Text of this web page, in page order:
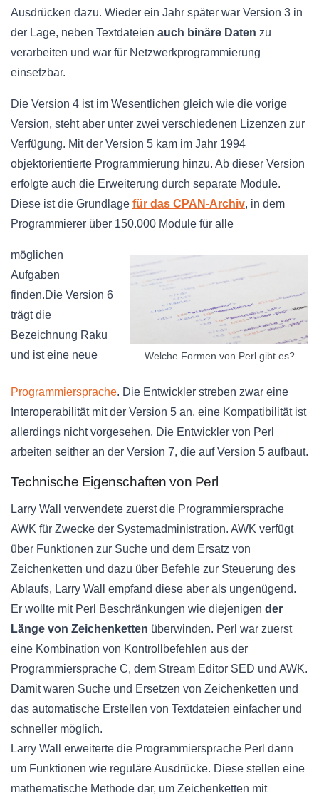
Ausdrücken dazu. Wieder ein Jahr später war Version 3 in
der Lage, neben Textdateien auch binäre Daten zu
verarbeiten und war für Netzwerkprogrammierung
einsetzbar.
Die Version 4 ist im Wesentlichen gleich wie die vorige
Version, steht aber unter zwei verschiedenen Lizenzen zur
Verfügung. Mit der Version 5 kam im Jahr 1994
objektorientierte Programmierung hinzu. Ab dieser Version
erfolgte auch die Erweiterung durch separate Module.
Diese ist die Grundlage für das CPAN-Archiv, in dem
Programmierer über 150.000 Module für alle
Welche Formen von Perl gibt es?
möglichen
Aufgaben
finden.Die Version 6
trägt die
Bezeichnung Raku
und ist eine neue
Programmiersprache. Die Entwickler streben zwar eine
Interoperabilität mit der Version 5 an, eine Kompatibilität ist
allerdings nicht vorgesehen. Die Entwickler von Perl
arbeiten seither an der Version 7, die auf Version 5 aufbaut.
Technische Eigenschaften von Perl
Larry Wall verwendete zuerst die Programmiersprache
AWK für Zwecke der Systemadministration. AWK verfügt
über Funktionen zur Suche und dem Ersatz von
Zeichenketten und dazu über Befehle zur Steuerung des
Ablaufs, Larry Wall empfand diese aber als ungenügend.
Er wollte mit Perl Beschränkungen wie diejenigen der
Länge von Zeichenketten überwinden. Perl war zuerst
eine Kombination von Kontrollbefehlen aus der
Programmiersprache C, dem Stream Editor SED und AWK.
Damit waren Suche und Ersetzen von Zeichenketten und
das automatische Erstellen von Textdateien einfacher und
schneller möglich.
Larry Wall erweiterte die Programmiersprache Perl dann
um Funktionen wie reguläre Ausdrücke. Diese stellen eine
mathematische Methode dar, um Zeichenketten mit